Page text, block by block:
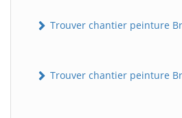
Trouver chantier peinture
Trouver chantier peinture